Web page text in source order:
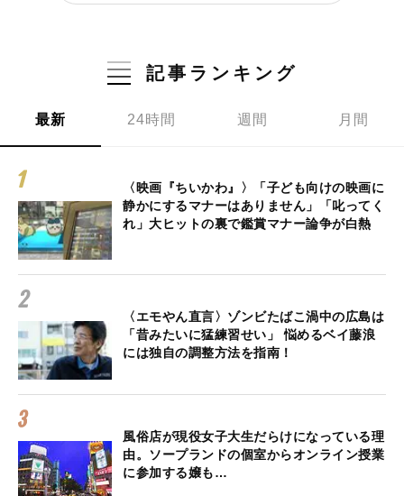
記事ランキング
最新 24時間 週間 月間
〈映画『ちいかわ』〉「子ども向けの映画に
静かにするマナーはありません」「叱ってく
れ」大ヒットの裏で鑑賞マナー論争が白熱
〈エモやん直言〉ゾンビたばこ渦中の広島は
「昔みたいに猛練習せい」 悩めるベイ藤浪
には独自の調整方法を指南！
風俗店が現役女子大生だらけになっている理
由。ソープランドの個室からオンライン授業
に参加する嬢も…